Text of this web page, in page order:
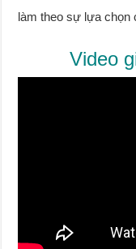
làm theo sự lựa chọn
Video